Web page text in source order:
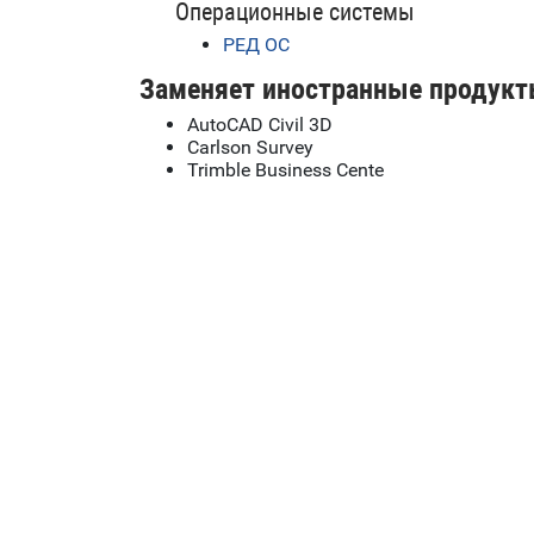
Операционные системы
РЕД ОС
Заменяет иностранные
AutoCAD Civil 3D
Carlson Survey
Trimble Business Cente